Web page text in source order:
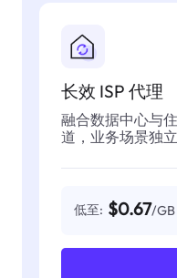
长效 ISP 代理
融合数据中心与
道，业务场景独立
低至: $0.67/GB